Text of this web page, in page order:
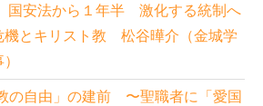
国安法から１年半 激化する統制へ
とキリスト教 松谷曄介（金城学
の自由」の建前 〜聖職者に「愛国